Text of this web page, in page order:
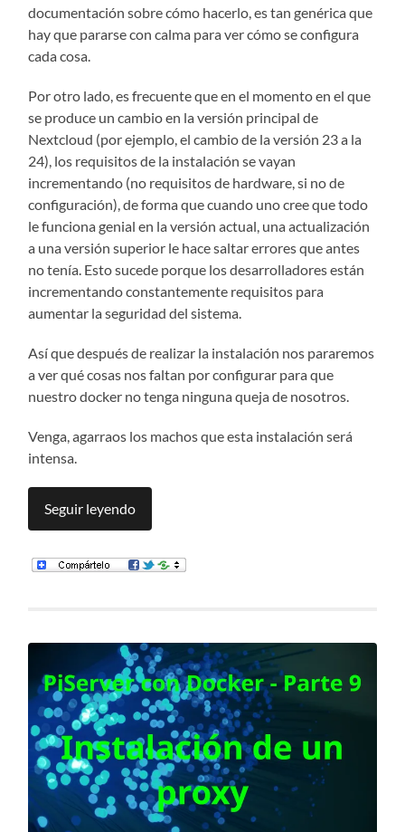
documentación sobre cómo hacerlo, es tan genérica que
hay que pararse con calma para ver cómo se configura
cada cosa.
Por otro lado, es frecuente que en el momento en el que
se produce un cambio en la versión principal de
Nextcloud (por ejemplo, el cambio de la versión 23 a la
24), los requisitos de la instalación se vayan
incrementando (no requisitos de hardware, si no de
configuración), de forma que cuando uno cree que todo
le funciona genial en la versión actual, una actualización
a una versión superior le hace saltar errores que antes
no tenía. Esto sucede porque los desarrolladores están
incrementando constantemente requisitos para
aumentar la seguridad del sistema.
Así que después de realizar la instalación nos pararemos
a ver qué cosas nos faltan por configurar para que
nuestro docker no tenga ninguna queja de nosotros.
Venga, agarraos los machos que esta instalación será
intensa.
Seguir leyendo